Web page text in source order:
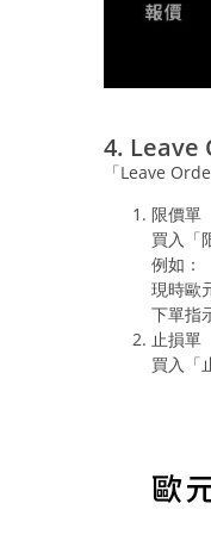
4. Leave
「Leave
限價單
買入「
例如：
現時歐
下單指
止損單
買入「